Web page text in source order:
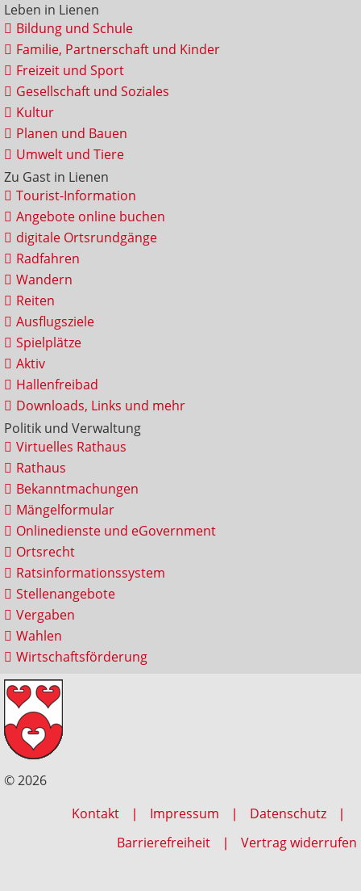
Leben in Lienen
Bildung und Schule
Familie, Partnerschaft und Kinder
Freizeit und Sport
Gesellschaft und Soziales
Kultur
Planen und Bauen
Umwelt und Tiere
Zu Gast in Lienen
Tourist-Information
Angebote online buchen
digitale Ortsrundgänge
Radfahren
Wandern
Reiten
Ausflugsziele
Spielplätze
Aktiv
Hallenfreibad
Downloads, Links und mehr
Politik und Verwaltung
Virtuelles Rathaus
Rathaus
Bekanntmachungen
Mängelformular
Onlinedienste und eGovernment
Ortsrecht
Ratsinformationssystem
Stellenangebote
Vergaben
Wahlen
Wirtschaftsförderung
© 2026
Kontakt
Impressum
Datenschutz
Barrierefreiheit
Vertrag widerrufen